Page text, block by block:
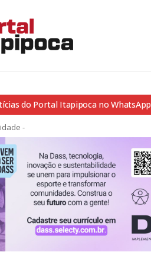
do Portal Itapipoca no WhatsApp
-